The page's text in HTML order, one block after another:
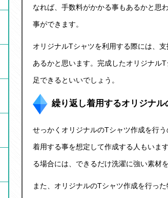
なれば、手数料がかかる事もあるかと思
事ができます。
オリジナルTシャツを利用する際には、
あるかと思います。完成したオリジナルT
足できるといいでしょう。
繰り返し着用するオリジナル
せっかくオリジナルのTシャツ作成を行
着用する事を想定して作成する人もいま
る場合には、できるだけ洗濯に強い素材
また、オリジナルのTシャツ作成を行っ